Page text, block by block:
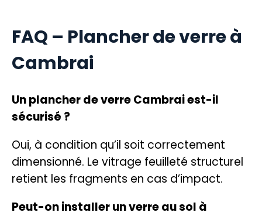
FAQ – Plancher de verre à
Cambrai
Un plancher de verre Cambrai est-il
sécurisé ?
Oui, à condition qu’il soit correctement
dimensionné. Le vitrage feuilleté structurel
retient les fragments en cas d’impact.
Peut-on installer un verre au sol à